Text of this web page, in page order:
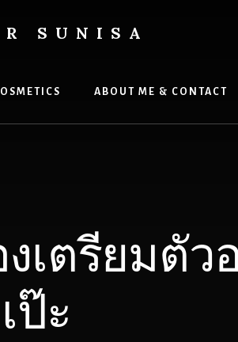
SUNISA
ABOUT ME & CONTACT
เตรียมตัว
เป๊ะ